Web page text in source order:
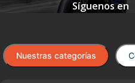
Nuestras categorías